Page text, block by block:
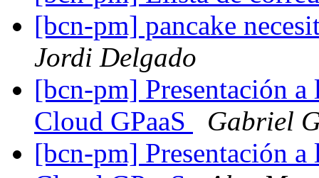
[bcn-pm] pancake
Jordi Delgado
[bcn-pm] Presentación
Cloud GPaaS
Gabriel
[bcn-pm] Presentación